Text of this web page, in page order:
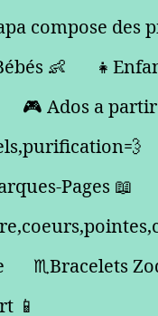
compose des
👶
🎮 Ados a
Pages 📖
♏️Bracelets
📱